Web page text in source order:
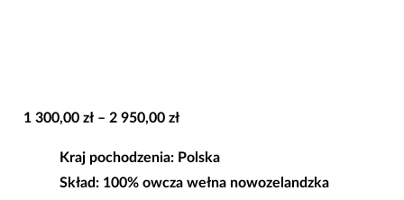
1 300,00 zł – 2 950,00 złZakres
od
Kraj pochodzenia: Polska
Skład: 100% owcza wełna nowozelandzka